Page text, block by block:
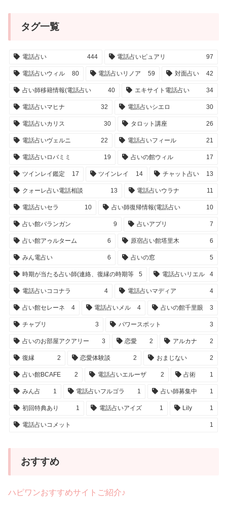
タグ一覧
電話占い 444 電話占いピュアリ 97
電話占いウィル 80 電話占いリノア 59 対面占い 42
占い師移籍情報(電話占い 40 エキサイト電話占い 34
電話占いマヒナ 32 電話占いシエロ 30
電話占いカリス 30 タロット講座 26
電話占いヴェルニ 22 電話占いフィール 21
電話占いロバミミ 19 占いの館ウィル 17
ツインレイ鑑定 17 ツインレイ 14 チャット占い 13
クォーレ占い電話相談 13 電話占いウラナ 11
電話占いセラ 10 占い師復帰情報(電話占い 10
占い館バランガン 9 占いアプリ 7
占い館アゥルターム 6 原宿占い館塔里木 6
みん電占い 6 占いの窓 5
時期が当たる占い師(連絡、復縁の時期等 5 電話占いリエル 4
電話占いココナラ 4 電話占いマディア 4
占い館セレーネ 4 電話占いメル 4 占いの館千里眼 3
チャプリ 3 パワースポット 3
占いのお部屋アクアリー 3 恋愛 2 アルカナ 2
復縁 2 恋愛体験談 2 おまじない 2
占い館BCAFE 2 電話占いエルーザ 2 占術 1
みん占 1 電話占いフルゴラ 1 占い師募集中 1
初回特典あり 1 電話占いアイズ 1 Lily 1
電話占いコメット 1
おすすめ
ハピワンおすすめサイトご紹介♪